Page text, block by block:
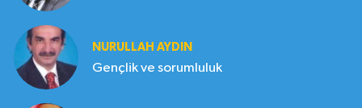
NURULLAH AYDIN
Gençlik ve sorumluluk